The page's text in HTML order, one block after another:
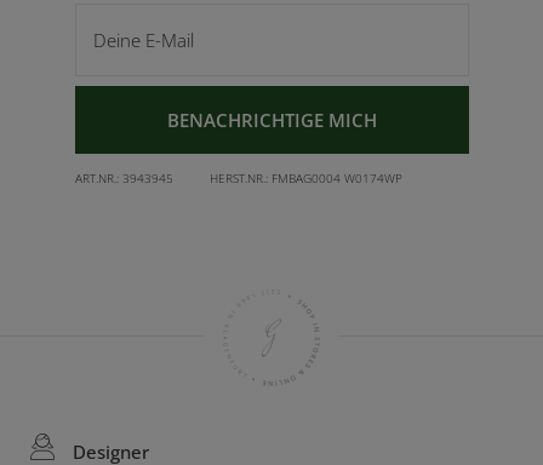
BENACHRICHTIGE MICH
ART.NR.: 3943945 HERST.NR.: FMBAG0004 W0174WP
Designer